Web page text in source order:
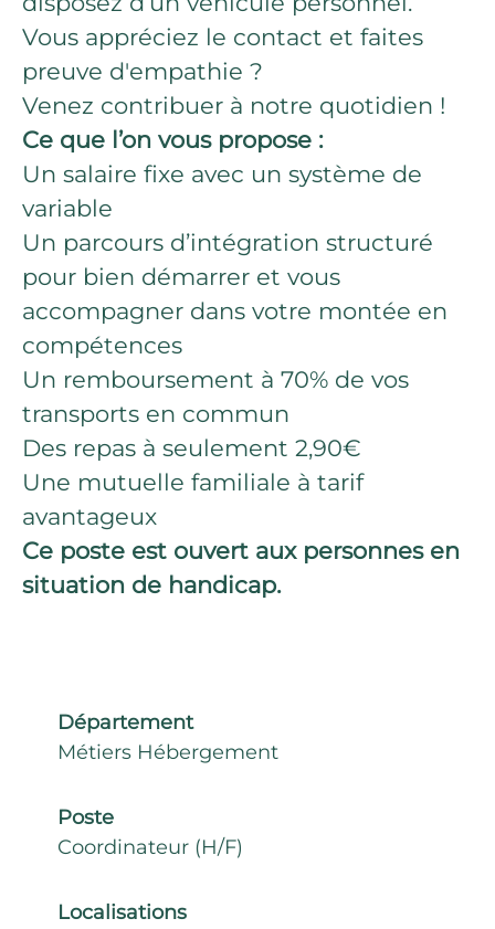
Vous appréciez le contact et faites
preuve d'empathie ?
Venez contribuer à notre quotidien !
Ce que l’on vous propose :
Un salaire fixe avec un système de
variable
Un parcours d’intégration structuré
pour bien démarrer et vous
accompagner dans votre montée en
compétences
Un remboursement à 70% de vos
transports en commun
Des repas à seulement 2,90€
Une mutuelle familiale à tarif
avantageux
Ce poste est ouvert aux personnes en
situation de handicap.
Département
Métiers Hébergement
Poste
Coordinateur (H/F)
Localisations